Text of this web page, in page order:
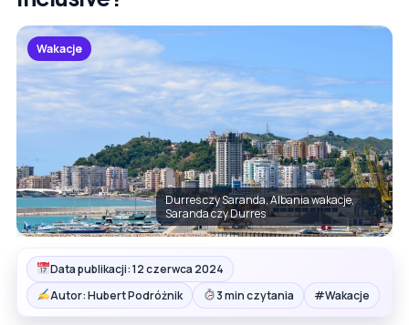
Wakacje
Durres czy Saranda, Albania wakacje,
Saranda czy Durres
Data publikacji: 12 czerwca 2024
Autor: Hubert Podróżnik
3 min czytania #Wakacje